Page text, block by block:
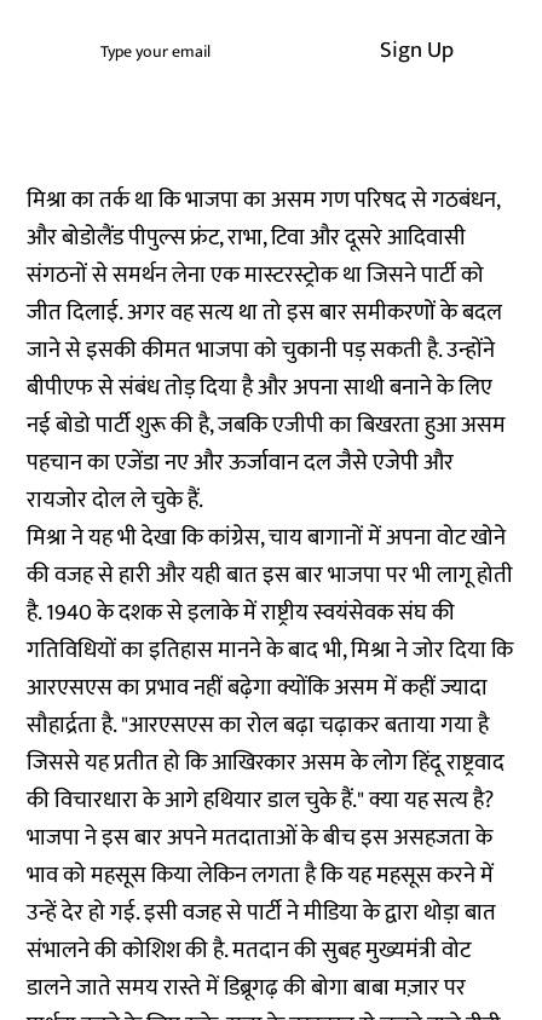
Sign Up
मिश्रा का तर्क था कि भाजपा का असम गण परिषद से गठबंधन,
और बोडोलैंड पीपुल्स फ्रंट, राभा, टिवा और दूसरे आदिवासी
संगठनों से समर्थन लेना एक मास्टरस्ट्रोक था जिसने पार्टी को
जीत दिलाई. अगर वह सत्य था तो इस बार समीकरणों के बदल
जाने से इसकी कीमत भाजपा को चुकानी पड़ सकती है. उन्होंने
बीपीएफ से संबंध तोड़ दिया है और अपना साथी बनाने के लिए
नई बोडो पार्टी शुरू की है, जबकि एजीपी का बिखरता हुआ असम
पहचान का एजेंडा नए और ऊर्जावान दल जैसे एजेपी और
रायजोर दोल ले चुके हैं.
मिश्रा ने यह भी देखा कि कांग्रेस, चाय बागानों में अपना वोट खोने
की वजह से हारी और यही बात इस बार भाजपा पर भी लागू होती
है. 1940 के दशक से इलाके में राष्ट्रीय स्वयंसेवक संघ की
गतिविधियों का इतिहास मानने के बाद भी, मिश्रा ने जोर दिया कि
आरएसएस का प्रभाव नहीं बढ़ेगा क्योंकि असम में कहीं ज्यादा
सौहार्द्रता है. "आरएसएस का रोल बढ़ा चढ़ाकर बताया गया है
जिससे यह प्रतीत हो कि आखिरकार असम के लोग हिंदू राष्ट्रवाद
की विचारधारा के आगे हथियार डाल चुके हैं." क्या यह सत्य है?
भाजपा ने इस बार अपने मतदाताओं के बीच इस असहजता के
भाव को महसूस किया लेकिन लगता है कि यह महसूस करने में
उन्हें देर हो गई. इसी वजह से पार्टी ने मीडिया के द्वारा थोड़ा बात
संभालने की कोशिश की है. मतदान की सुबह मुख्यमंत्री वोट
डालने जाते समय रास्ते में डिब्रूगढ़ की बोगा बाबा मज़ार पर